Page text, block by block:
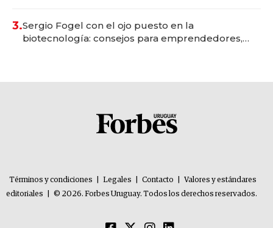
3.Sergio Fogel con el ojo puesto en la
biotecnología: consejos para emprendedores,
Términos y condiciones Legales Contacto
Valores y estándares
editoriales
© 2026. Forbes Uruguay. Todos los derechos reservados.